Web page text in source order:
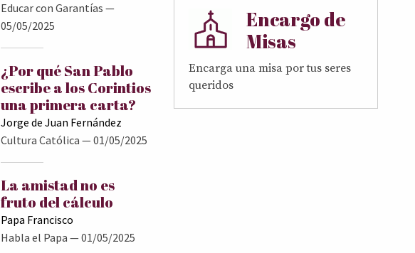
Educar con Garantías —
05/05/2025
¿Por qué San Pablo
escribe a los Corintios
una primera carta?
Jorge de Juan Fernández
Cultura Católica — 01/05/2025
La amistad no es
fruto del cálculo
Papa Francisco
Habla el Papa — 01/05/2025
Encargo de
Misas
Encarga una misa por tus seres
queridos